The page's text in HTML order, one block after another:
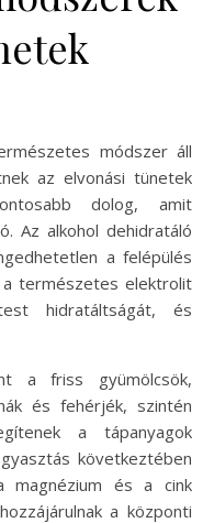
módszer áll
az elvonási tünetek
dolog, amit
Az alkohol dehidratáló
a felépülés
a természetes elektrolit
hidratáltságát, és
a friss gyümölcsök,
és fehérjék, szintén
a tápanyagok
következtében
magnézium és a cink
a központi